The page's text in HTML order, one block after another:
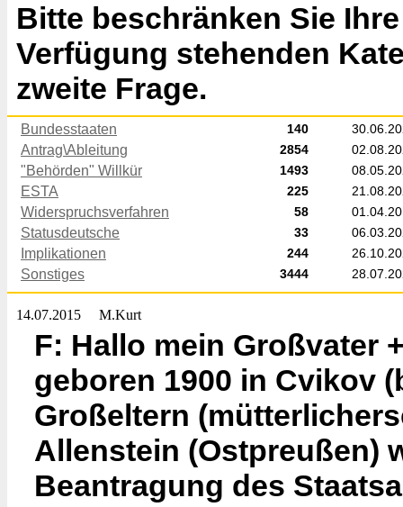
Bitte beschränken Sie
Verfügung stehenden
zweite Frage.
Bundesstaaten 140
Antrag\Ableitung 2854
"Behörden" Willkür 1493
ESTA 225
Widerspruchsverfahren 58
Statusdeutsche 33
Implikationen 244
Sonstiges 3444
14.07.2015 M.Kurt
F: Hallo mein Großvater
geboren 1900 in Cvikov
Großeltern
Allenstein (Ostpreußen)
Beantragung des